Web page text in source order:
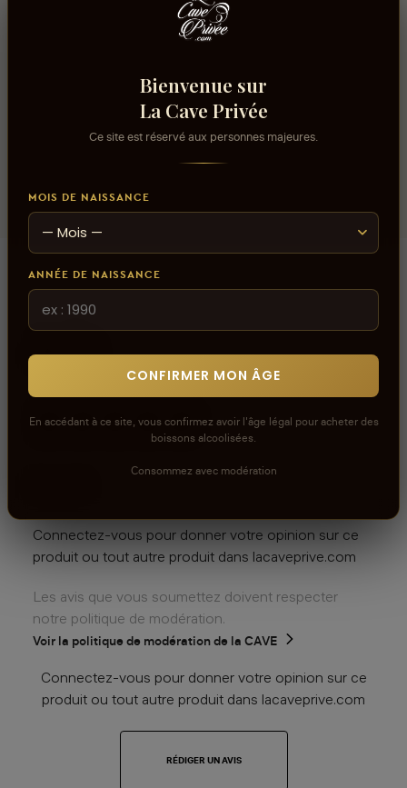
Volume alcool
Domaine
Domaine Bott-Geyl
Avis
aucun avis
Connectez-vous pour donner votre opinion sur ce
produit ou tout autre produit dans lacaveprive.com
Les avis que vous soumettez doivent respecter
notre politique de modération.
Voir la politique de modération de la CAVE
Connectez-vous pour donner votre opinion sur ce
produit ou tout autre produit dans lacaveprive.com
RÉDIGER UN AVIS
Bienvenue sur
La Cave Privée
Ce site est réservé aux personnes majeures.
MOIS DE NAISSANCE
ANNÉE DE NAISSANCE
CONFIRMER MON ÂGE
En accédant à ce site, vous confirmez avoir l'âge légal pour acheter des
boissons alcoolisées.
Consommez avec modération